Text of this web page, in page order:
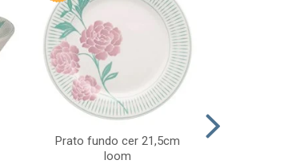
Prato fundo cer 21,5cm
loom